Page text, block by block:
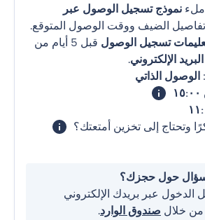
ملء نموذج تسجيل الوصول عبر
الضيف ووقت الوصول المتوقع.
تسجيل الوصول
قبل 5 أيام من
الإلكتروني.
الوصول الذاتي
وتحتاج إلى تخزين أمتعتك؟
حول حجزك؟
الدخول عبر بريدك الإلكتروني
من خلال صندوق الوارد.